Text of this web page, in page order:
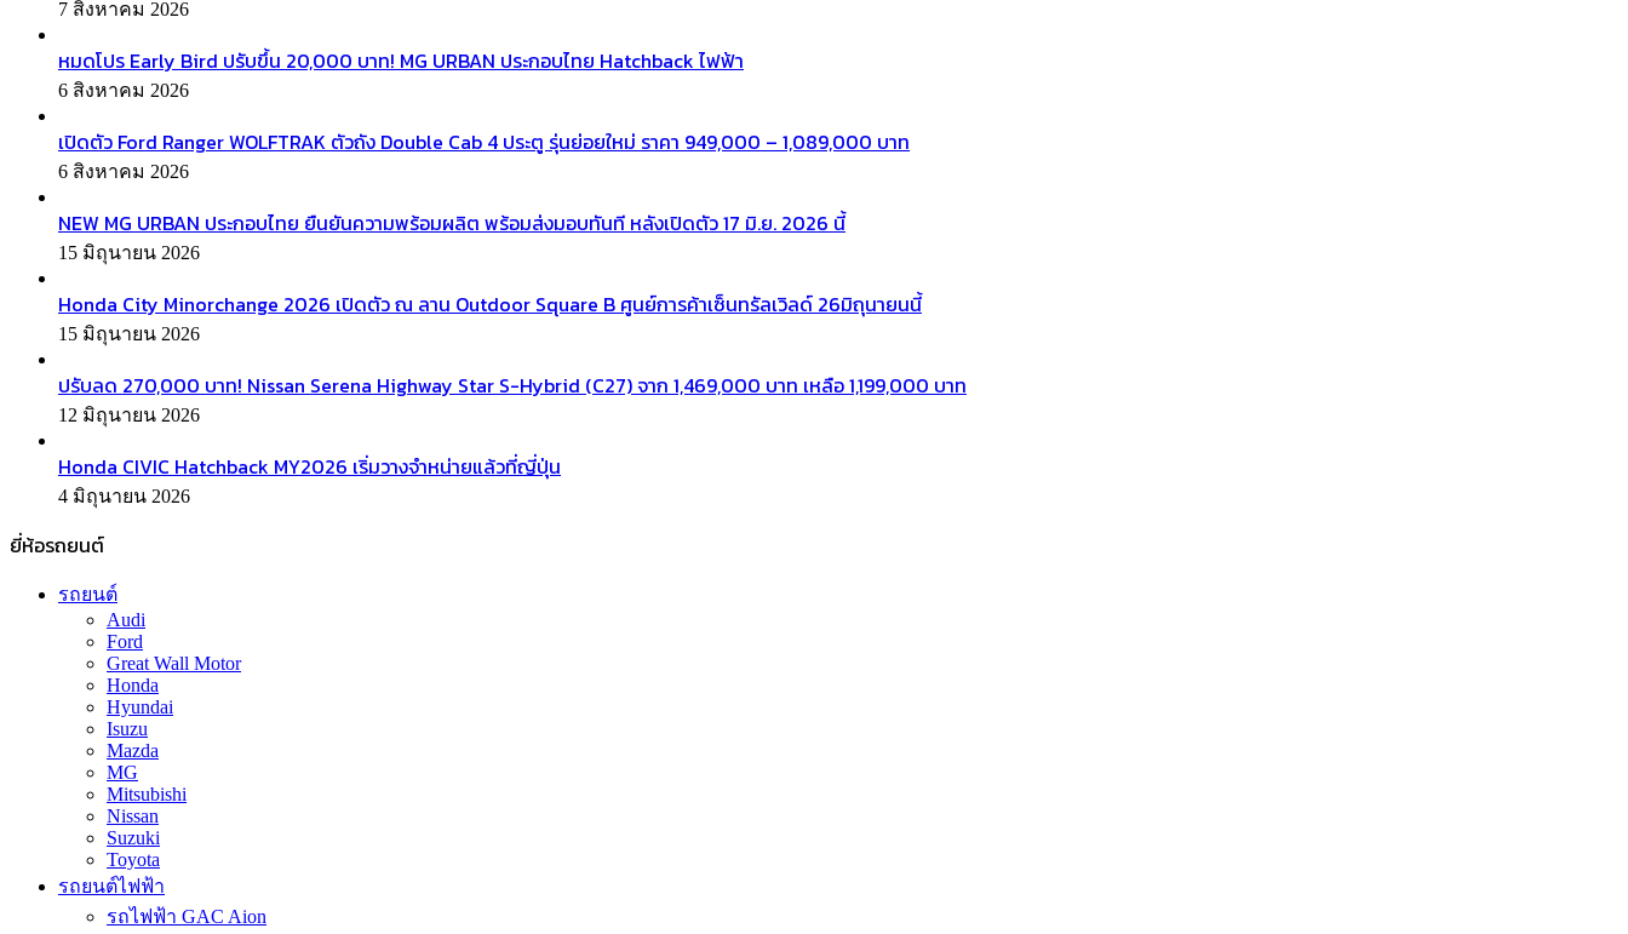
7 สิงหาคม 2026
หมดโปร Early Bird ปรับขึ้น 20,000 บาท! MG URBAN ประกอบไทย Hatchback ไฟฟ้า
6 สิงหาคม 2026
เปิดตัว Ford Ranger WOLFTRAK ตัวถัง Double Cab 4 ประตู รุ่นย่อยใหม่ ราคา 949,000 – 1,089,000 บาท
6 สิงหาคม 2026
NEW MG URBAN ประกอบไทย ยืนยันความพร้อมผลิต พร้อมส่งมอบทันที หลังเปิดตัว 17 มิ.ย. 2026 นี้
15 มิถุนายน 2026
Honda City Minorchange 2026 เปิดตัว ณ ลาน Outdoor Square B ศูนย์การค้าเซ็นทรัลเวิลด์ 26มิถุนายนนี้
15 มิถุนายน 2026
ปรับลด 270,000 บาท! Nissan Serena Highway Star S-Hybrid (C27) จาก 1,469,000 บาท เหลือ 1,199,000 บาท
12 มิถุนายน 2026
Honda CIVIC Hatchback MY2026 เริ่มวางจำหน่ายแล้วที่ญี่ปุ่น
4 มิถุนายน 2026
ยี่ห้อรถยนต์
รถยนต์
Audi
Ford
Great Wall Motor
Honda
Hyundai
Isuzu
Mazda
MG
Mitsubishi
Nissan
Suzuki
Toyota
รถยนต์ไฟฟ้า
รถไฟฟ้า GAC Aion